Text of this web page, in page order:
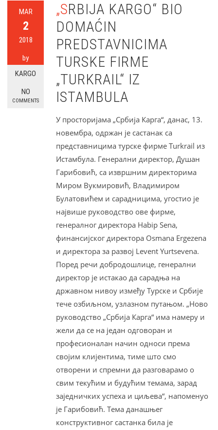
MAR
2
2018
by
KARGO
NO
COMMENTS
„SRBIJA KARGO“ BIO
DOMAĆIN
PREDSTAVNICIMA
TURSKE FIRME
„TURKRAIL“ IZ
ISTAMBULA
У просторијама „Србија Карга“, данас, 13.
новембра, одржан је састанак са
представницима турске фирме Turkrail из
Истамбула. Генерални директор, Душан
Гарибовић, са извршним директорима
Миром Вукмировић, Владимиром
Булатовићем и сарадницима, угостио је
највише руководство ове фирме,
генералног директора Habip Sena,
финансијског директора Osmana Ergezena
и директора за развој Levent Yurtsevena.
Поред речи добродошлице, генерални
директор је истакао да сарадња на
државном нивоу између Турске и Србије
тече озбиљном, узлазном путањом. „Ново
руководство „Србија Карга“ има намеру и
жели да се на један одговоран и
професионалан начин односи према
својим клијентима, тиме што смо
отворени и спремни да разговарамо о
свим текућим и будућим темама, зарад
заједничких успеха и циљева“, напоменуо
је Гарибовић. Тема данашњег
конструктивног састанка била је